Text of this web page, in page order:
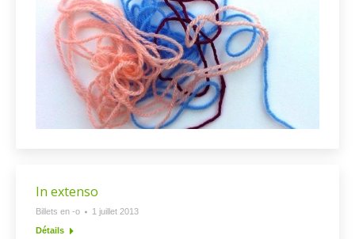
In extenso
Billets en -o
1 juillet 2013
Détails